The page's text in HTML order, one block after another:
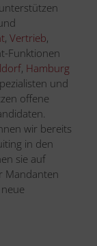
, Vertrieb,
Funktionen
, Hamburg
und
offene
wir bereits
in den
sie auf
Mandanten